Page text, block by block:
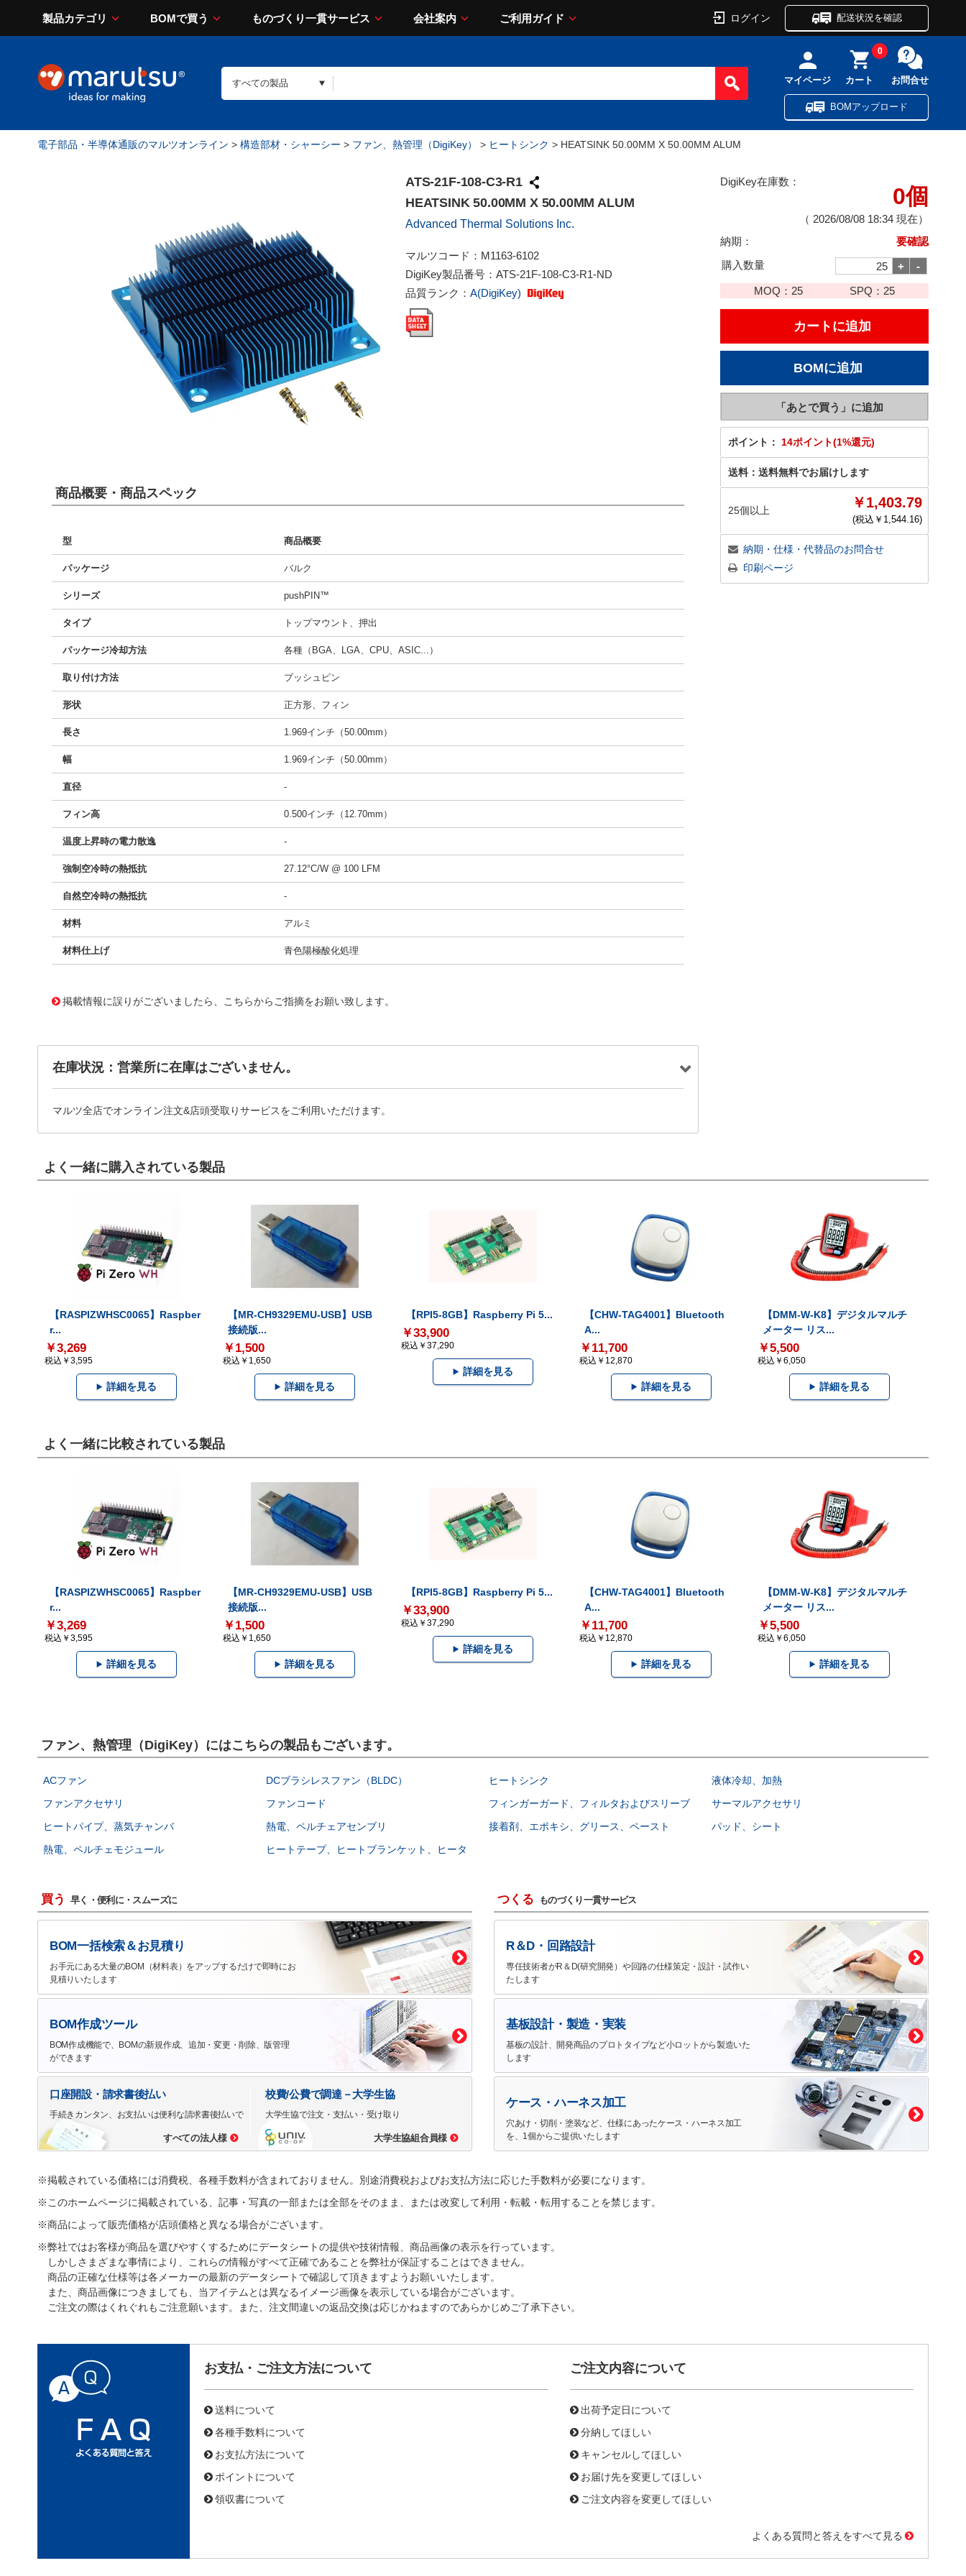
製品カテゴリ BOMで買う ものづくり一貫サービス 会社案内 ご利用ガイド ログイン 配送状況を確認
マイページ カート
0
お問合せ
BOMアップロード
電子部品・半導体通販のマルツオンライン > 構造部材・シャーシー > ファン、熱管理（DigiKey） > ヒートシンク > HEATSINK 50.00MM X 50.00MM ALUM
ATS-21F-108-C3-R1
HEATSINK 50.00MM X 50.00MM ALUM
Advanced Thermal Solutions Inc.
マルツコード： M1163-6102
DigiKey製品番号： ATS-21F-108-C3-R1-ND
品質ランク： A(DigiKey)
DigiKey在庫数：
0個
（ 2026/08/08 18:34 現在）
納期：
要確認
購入数量
MOQ： 25 SPQ： 25
ポイント： 14ポイント(1%還元)
送料： 送料無料でお届けします
25個以上 ￥1,403.79
(税込￥ 1,544.16)
納期・仕様・代替品のお問合せ
印刷ページ
商品概要・商品スペック
型 商品概要
パッケージ バルク
シリーズ pushPIN™
タイプ トップマウント、押出
パッケージ冷却方法 各種（BGA、LGA、CPU、ASIC...）
取り付け方法 プッシュピン
形状 正方形、フィン
長さ 1.969インチ（50.00mm）
幅 1.969インチ（50.00mm）
直径 -
フィン高 0.500インチ（12.70mm）
温度上昇時の電力散逸 -
強制空冷時の熱抵抗 27.12°C/W @ 100 LFM
自然空冷時の熱抵抗 -
材料 アルミ
材料仕上げ 青色陽極酸化処理
掲載情報に誤りがございましたら、こちらからご指摘をお願い致します。
在庫状況：営業所に在庫はございません。
マルツ全店でオンライン注文&店頭受取りサービスをご利用いただけます。
よく一緒に購入されている製品
【RASPIZWHSC0065】Raspber
r...
￥3,269
税込￥3,595
詳細を見る
【MR-CH9329EMU-USB】USB
接続版...
￥1,500
税込￥1,650
詳細を見る
【RPI5-8GB】Raspberry Pi 5...
￥33,900
税込￥37,290
詳細を見る
【CHW-TAG4001】Bluetooth
A...
￥11,700
税込￥12,870
詳細を見る
【DMM-W-K8】デジタルマルチ
メーター リス...
￥5,500
税込￥6,050
詳細を見る
よく一緒に比較されている製品
【RASPIZWHSC0065】Raspber
r...
￥3,269
税込￥3,595
詳細を見る
【MR-CH9329EMU-USB】USB
接続版...
￥1,500
税込￥1,650
詳細を見る
【RPI5-8GB】Raspberry Pi 5...
￥33,900
税込￥37,290
詳細を見る
【CHW-TAG4001】Bluetooth
A...
￥11,700
税込￥12,870
詳細を見る
【DMM-W-K8】デジタルマルチ
メーター リス...
￥5,500
税込￥6,050
詳細を見る
ファン、熱管理（DigiKey）にはこちらの製品もございます。
ACファン DCブラシレスファン（BLDC） ヒートシンク
液体冷却、加熱
ファンアクセサリ
ファンコード フィンガーガード、フィルタおよびスリーブ
サーマルアクセサリ
ヒートパイプ、蒸気チャンバ
熱電、ペルチェアセンブリ 接着剤、エポキシ、グリース、ペースト
パッド、シート
熱電、ペルチェモジュール
ヒートテープ、ヒートブランケット、ヒータ
買う 早く・便利に・スムーズに
BOM一括検索＆お見積り
お手元にある大量のBOM（材料表）をアップするだけで即時にお
見積りいたします
BOM作成ツール
BOM作成機能で、BOMの新規作成、追加・変更・削除、版管理
ができます
口座開設・請求書後払い
手続きカンタン、お支払いは便利な請求書後払いで
すべての法人様
校費/公費で調達－大学生協
大学生協で注文・支払い・受け取り
大学生協組合員様
つくる ものづくり一貫サービス
R＆D・回路設計
専任技術者がR＆D(研究開発）や回路の仕様策定・設計・試作い
たします
基板設計・製造・実装
基板の設計、開発商品のプロトタイプなど小ロットから製造いた
します
ケース・ハーネス加工
穴あけ・切削・塗装など、仕様にあったケース・ハーネス加工
を、1個からご提供いたします
※掲載されている価格には消費税、各種手数料が含まれておりません。別途消費税およびお支払方法に応じた手数料が必要になります。
※このホームページに掲載されている、記事・写真の一部または全部をそのまま、または改変して利用・転載・転用することを禁じます。
※商品によって販売価格が店頭価格と異なる場合がございます。
※弊社ではお客様が商品を選びやすくするためにデータシートの提供や技術情報、商品画像の表示を行っています。
しかしさまざまな事情により、これらの情報がすべて正確であることを弊社が保証することはできません。
商品の正確な仕様等は各メーカーの最新のデータシートで確認して頂きますようお願いいたします。
また、商品画像につきましても、当アイテムとは異なるイメージ画像を表示している場合がございます。
ご注文の際はくれぐれもご注意願います。また、注文間違いの返品交換は応じかねますのであらかじめご了承下さい。
お支払・ご注文方法について
送料について
各種手数料について
お支払方法について
ポイントについて
領収書について
ご注文内容について
出荷予定日について
分納してほしい
キャンセルしてほしい
お届け先を変更してほしい
ご注文内容を変更してほしい
よくある質問と答えをすべて見る